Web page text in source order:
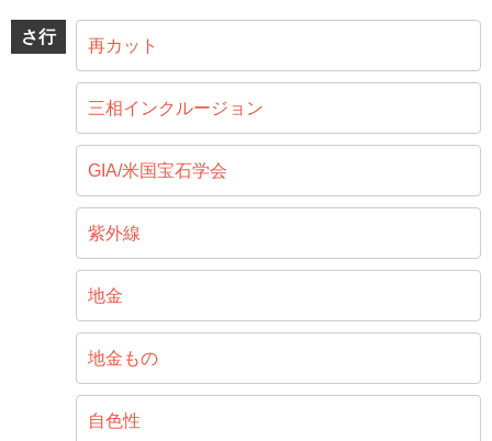
さ行 再カット
三相インクルージョン
GIA/米国宝石学会
紫外線
地金
地金もの
自色性